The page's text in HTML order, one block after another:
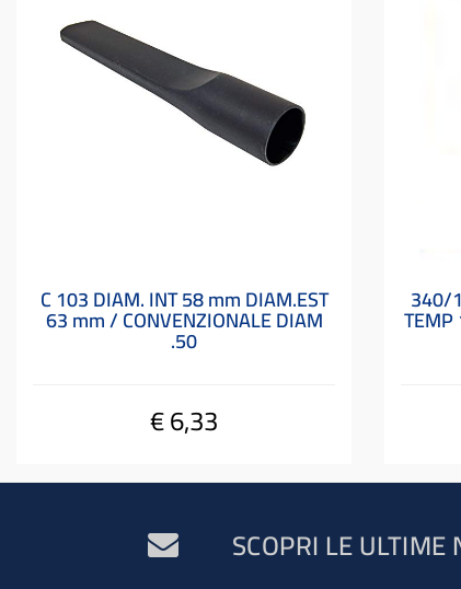
C 103 DIAM. INT 58 mm DIAM.EST
63 mm / CONVENZIONALE DIAM
.50
€ 6,33
340/
SCOPRI LE ULTIME